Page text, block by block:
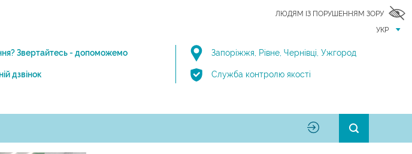
ЛЮДЯМ ІЗ ПОРУШЕННЯМ ЗОРУ
УКР
Звертайтесь - допоможемо
дзвінок
Запоріжжя Рівне Чернівці Ужгород
Служба контролю якості